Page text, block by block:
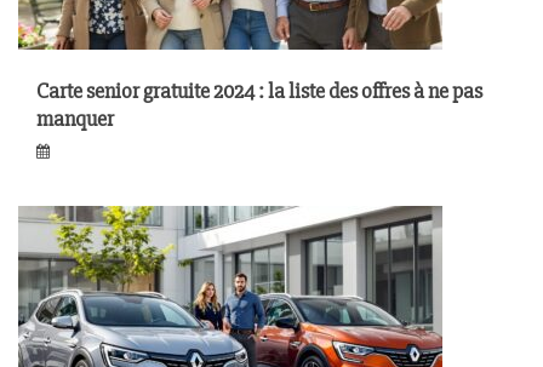
Carte senior gratuite 2024 : la liste des offres à ne pas
manquer